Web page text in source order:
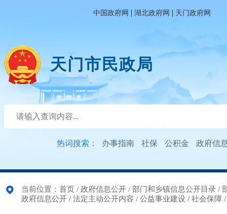
中国政府网 | 湖北政府网 | 天门政府网
天门市民政局
热词搜索： 办事指南 社保 公积金 政府信
当前位置： 首页 / 政府信息公开 / 部门和乡镇信息公开目录 /
政府信息公开 / 法定主动公开内容 / 公益事业建设 / 社会保障